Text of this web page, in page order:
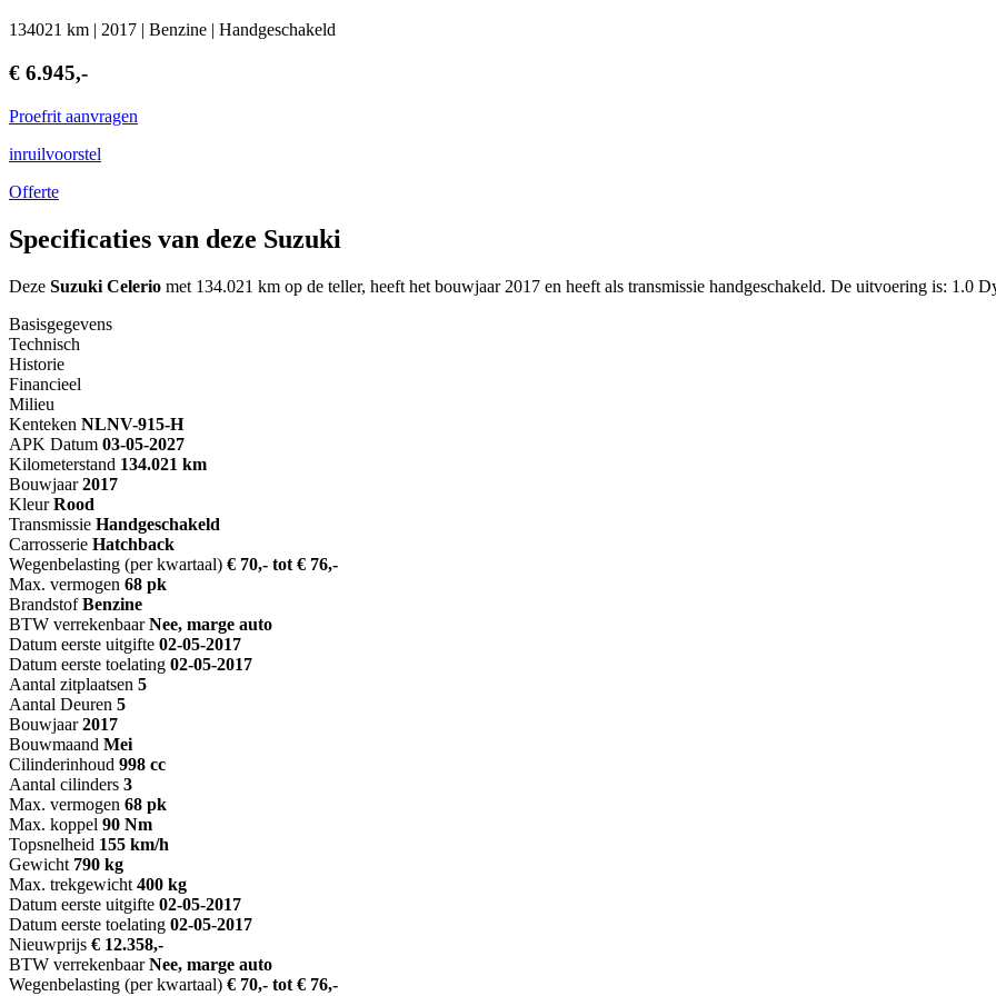
134021 km | 2017 | Benzine | Handgeschakeld
€ 6.945,-
Proefrit aanvragen
inruilvoorstel
Offerte
Specificaties van deze Suzuki
Deze Suzuki Celerio met 134.021 km op de teller, heeft het bouwjaar 2017 en heeft als transmissie handgeschakeld. De uitvoering is: 1.0
Basisgegevens
Technisch
Historie
Financieel
Milieu
Kenteken NLNV-915-H
APK Datum 03-05-2027
Kilometerstand 134.021 km
Bouwjaar 2017
Kleur Rood
Transmissie Handgeschakeld
Carrosserie Hatchback
Wegenbelasting (per kwartaal) € 70,- tot € 76,-
Max. vermogen 68 pk
Brandstof Benzine
BTW verrekenbaar Nee, marge auto
Datum eerste uitgifte 02-05-2017
Datum eerste toelating 02-05-2017
Aantal zitplaatsen 5
Aantal Deuren 5
Bouwjaar 2017
Bouwmaand Mei
Cilinderinhoud 998 cc
Aantal cilinders 3
Max. vermogen 68 pk
Max. koppel 90 Nm
Topsnelheid 155 km/h
Gewicht 790 kg
Max. trekgewicht 400 kg
Datum eerste uitgifte 02-05-2017
Datum eerste toelating 02-05-2017
Nieuwprijs € 12.358,-
BTW verrekenbaar Nee, marge auto
Wegenbelasting (per kwartaal) € 70,- tot € 76,-